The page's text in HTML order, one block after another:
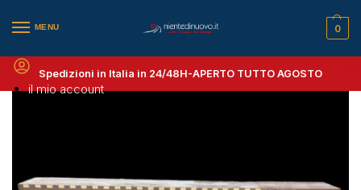
MENU
il mio account
0
Spedizioni in Italia in 24/48H-APERTO TUTTO AGOSTO